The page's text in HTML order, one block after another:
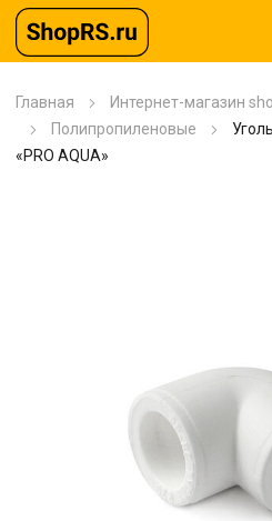
Главная Интернет-магазин
Полипропиленовые
«PRO AQUA»